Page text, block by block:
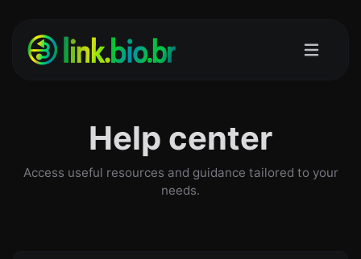
Help center
Access useful resources and guidance tailored to your
needs.